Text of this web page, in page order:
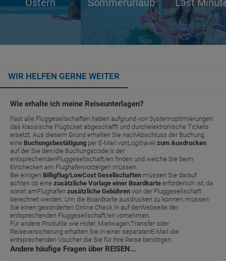
Ostern Sommerurlaub Last
WIR HELFEN GERNE WEITER
Wie erhalte ich meine Reiseunterlagen?
Fast alle Fluggesellschaften haben aufgrund von Systemoptimierungen
das klassische Flugticket abgeschafft und durchelektronische Tickets
ersetzt. Aus diesem Grund erhalten Sie nachAbschluss der Buchung
eine Buchungsbestätigung per E-Mail vonLogitravel zum Ausdrucken
auf der Sie den/die Buchungscode/s der
entsprechendenFluggesellschaft/en finden und welche Sie beim
Einchecken am Flughafenvorzeigen müssen.
Bei einigen Billigflug/LowCost Gesellschaften müssen Sie darauf
achten ob eine zusätzliche Vorlage einer Boardkarte erforderlich ist, da
sonst amFlughafen zusätzliche Gebühren von der Fluggesellschaft
berechnet werden. Um die Boardkarte ausdrucken zu können, müssen
Sie einen gesonderten Online Check In auf derWebseite der
entsprechenden Fluggesellschaft/en vornehmen.
Für andere Produkte wie Hotel, Mietwagen,Transfer oder
Reiseversicherung erhalten Sie in einer separatenE-Mail die
entsprechenden Voucher die Sie für Ihre Reise benötigen.
Andere häufige Fragen über REISEN...